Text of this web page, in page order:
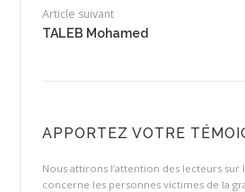
Article suivant
TALEB Mohamed
APPORTEZ VOTRE
Nous attirons l’attention des lecteurs sur
concerne les personnes victimes de la